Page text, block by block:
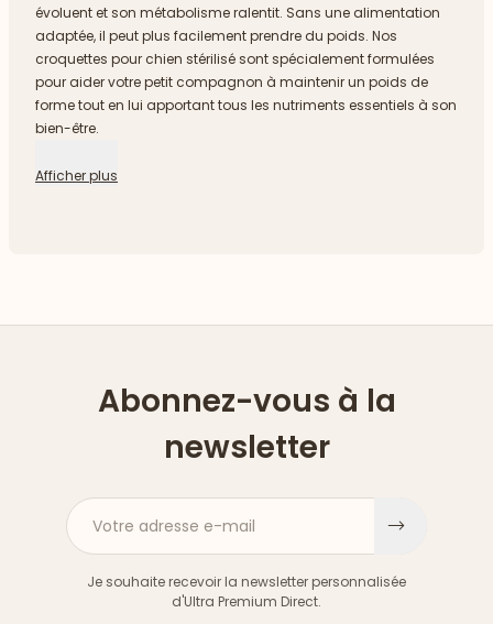
évoluent et son métabolisme ralentit. Sans une alimentation
adaptée, il peut plus facilement prendre du poids. Nos
croquettes pour chien stérilisé sont spécialement formulées
pour aider votre petit compagnon à maintenir un poids de
forme tout en lui apportant tous les nutriments essentiels à son
bien-être.
Afficher plus
Abonnez-vous à la
newsletter
Votre adresse e-mail
Je souhaite recevoir la newsletter personnalisée
d'Ultra Premium Direct.